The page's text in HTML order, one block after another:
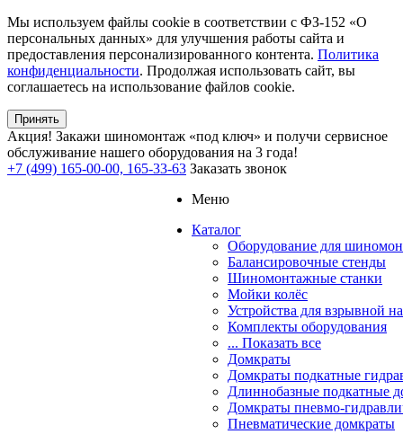
Мы используем файлы cookie в соответствии с ФЗ-152 «О
персональных данных» для улучшения работы сайта и
предоставления персонализированного контента. Политика
конфиденциальности. Продолжая использовать сайт, вы
соглашаетесь на использование файлов cookie.
Принять
Акция! Закажи шиномонтаж «под ключ» и получи сервисное
обслуживание нашего оборудования на 3 года!
+7 (499) 165-00-00, 165-33-63 Заказать звонок
Меню
Каталог
Оборудование для
Балансировочные стенды
Шиномонтажные станки
Мойки колёс
Устройства для взрывной
Комплекты оборудования
... Показать все
Домкраты
Домкраты подкатные
Длиннобазные подкатные
Домкраты пневмо-
Пневматические домкраты